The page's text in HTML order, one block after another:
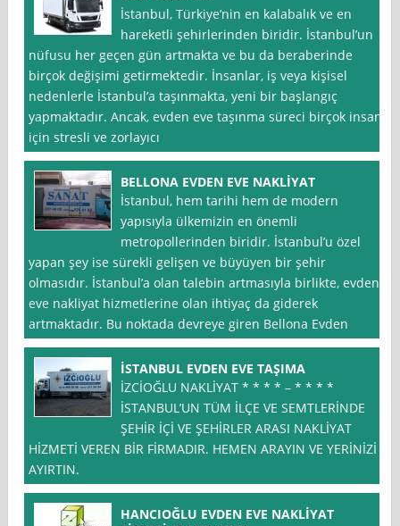
İstanbul, Türkiye’nin en kalabalık ve en
hareketli şehirlerinden biridir. İstanbul’un
nüfusu her geçen gün artmakta ve bu da beraberinde
birçok değişimi getirmektedir. İnsanlar, iş veya kişisel
nedenlerle İstanbul’a taşınmakta, yeni bir başlangıç
yapmaktadır. Ancak, evden eve taşınma süreci birçok insan
için stresli ve zorlayıcı
BELLONA EVDEN EVE NAKLİYAT
İstanbul, hem tarihi hem de modern
yapısıyla ülkemizin en önemli
metropollerinden biridir. İstanbul’u özel
yapan şey ise sürekli gelişen ve büyüyen bir şehir
olmasıdır. İstanbul’a olan talebin artmasıyla birlikte, evden
eve nakliyat hizmetlerine olan ihtiyaç da giderek
artmaktadır. Bu noktada devreye giren Bellona Evden
İSTANBUL EVDEN EVE TAŞIMA
İZCİOĞLU NAKLİYAT * * * * – * * * *
İSTANBUL’UN TÜM İLÇE VE SEMTLERİNDE
ŞEHİR İÇİ VE ŞEHİRLER ARASI NAKLİYAT
HİZMETİ VEREN BİR FİRMADIR. HEMEN ARAYIN VE YERİNİZİ
AYIRTIN.
HANCIOĞLU EVDEN EVE NAKLİYAT